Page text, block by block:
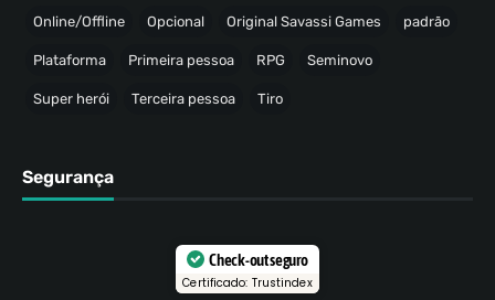
Online/Offline Opcional Original Savassi Games padrão
Plataforma Primeira pessoa RPG Seminovo
Super herói Terceira pessoa Tiro
Segurança
Check-out seguro
Certificado: Trustindex